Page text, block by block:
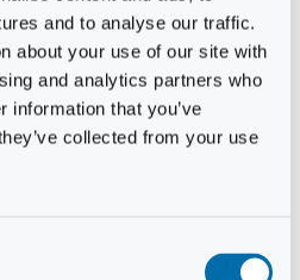
and to analyse our traffic.
about your use of our site with
and analytics partners who
information that you’ve
collected from your use
Jakobsen
Andersen
Wigh
Kjeld Jensen
Carøe Aarestrup